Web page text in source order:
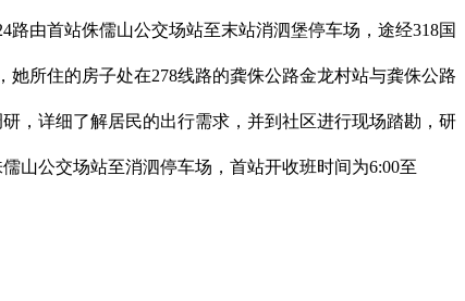
由首站侏儒山公交场站至末站消泗堡停车场，途经318国
所住的房子处在278线路的龚侏公路金龙村站与龚侏公路
，详细了解居民的出行需求，并到社区进行现场踏勘，研
山公交场站至消泗停车场，首站开收班时间为6:00至